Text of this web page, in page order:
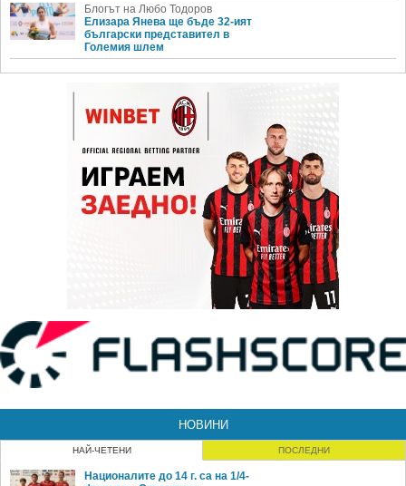
Блогът на Любо Тодоров
Елизара Янева ще бъде 32-ият
български представител в
Големия шлем
НОВИНИ
НАЙ-ЧЕТЕНИ ПОСЛЕДНИ
Националите до 14 г. са на 1/4-